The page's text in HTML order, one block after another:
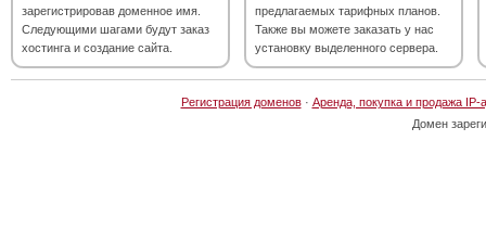
зарегистрировав доменное имя.
Следующими шагами будут заказ
хостинга и создание сайта.
предлагаемых тарифных планов.
Также вы можете заказать у нас
установку выделенного сервера.
Регистрация доменов· Аренда, покупка и продажа IP-
Домен